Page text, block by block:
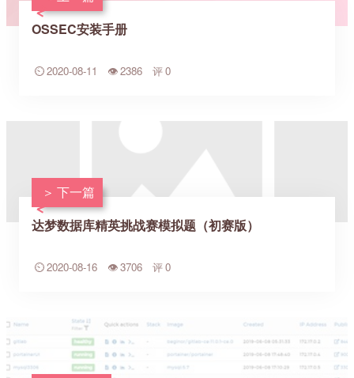
OSSEC安装手册
2020-08-11 2386 0
下一篇
达梦数据库精英挑战赛模拟题（初赛版）
2020-08-16 3706 0